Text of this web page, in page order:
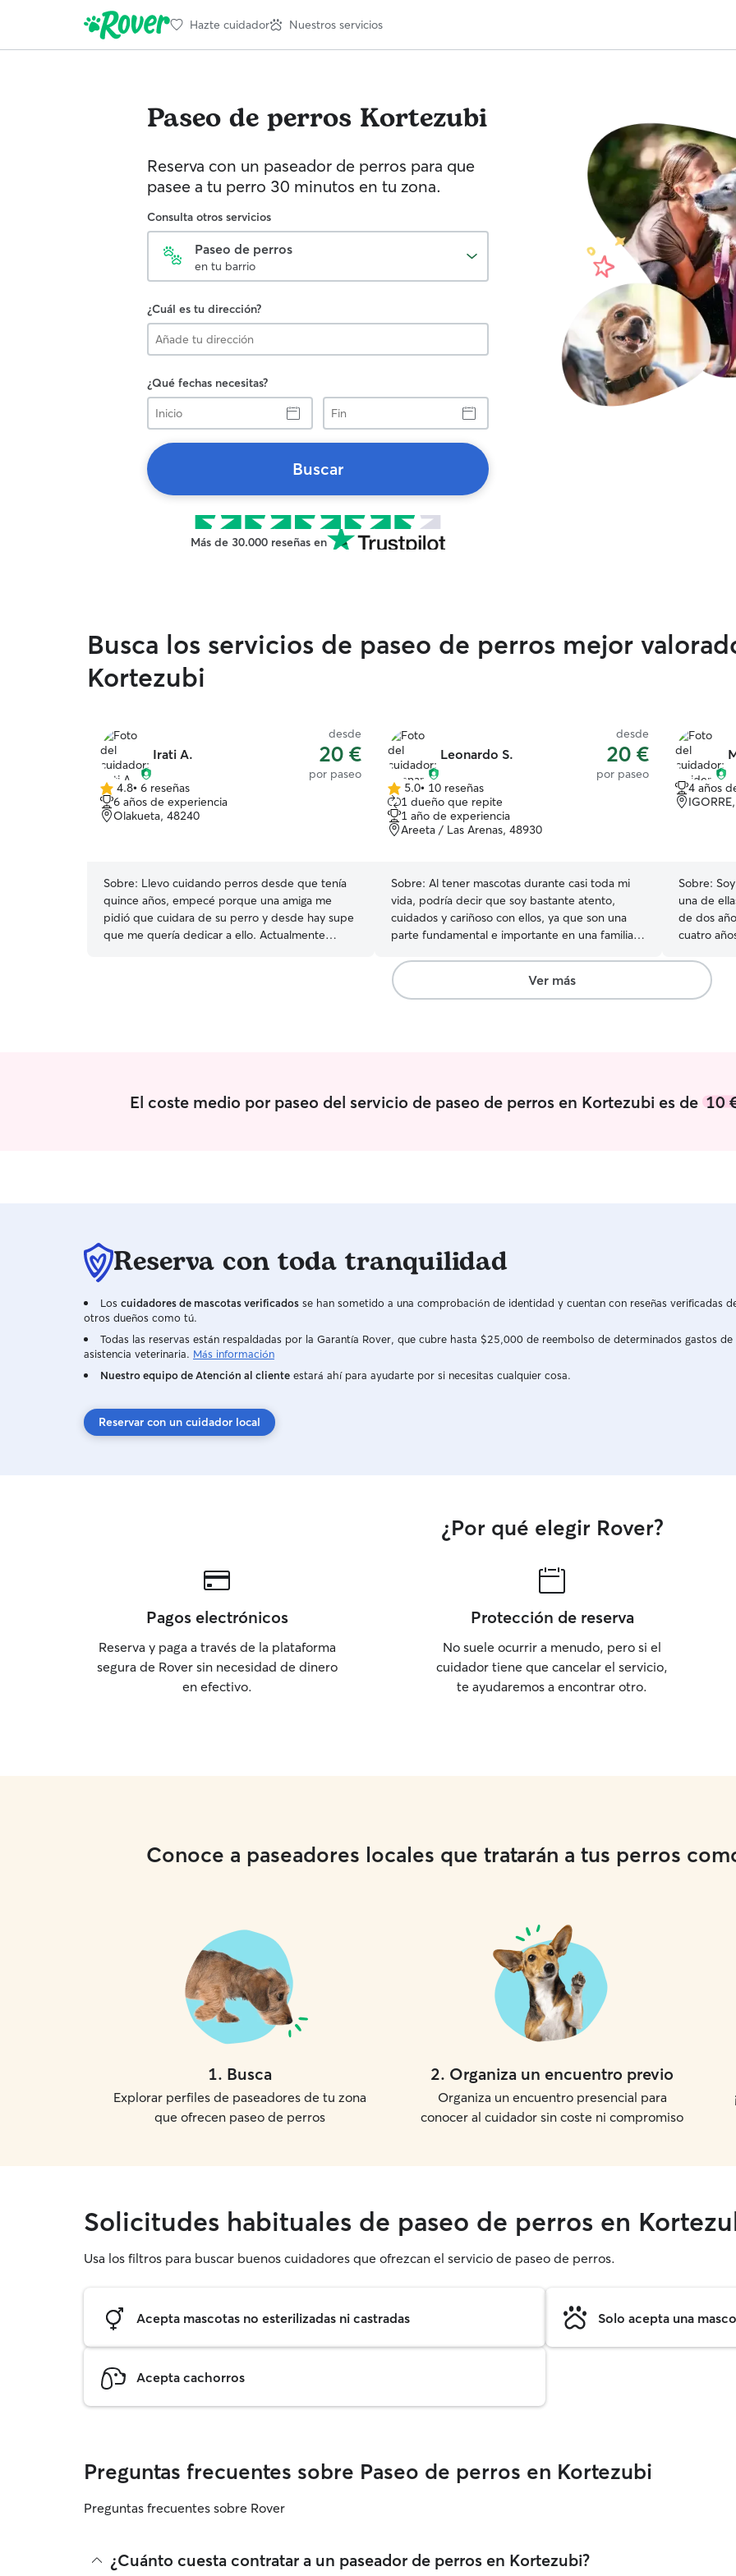
Hazte cuidador Nuestros servicios
Paseo de perros Kortezubi
Reserva con un paseador de perros para que
pasee a tu perro 30 minutos en tu zona.
Consulta otros servicios
Paseo de perros
en tu barrio
¿Cuál es tu dirección?
¿Qué fechas necesitas?
Inicio
Fin
Buscar
Más de 30.000 reseñas en
Busca los servicios de paseo de perros mejor
Kortezubi
Irati A.
desde
20 €
por paseo
4.8
de
5
4.8• 6 reseñas
6 años de experiencia
Olakueta, 48240
Sobre: Llevo cuidando perros desde que tenía
quince años, empecé porque una amiga me
pidió que cuidara de su perro y desde hay supe
que me quería dedicar a ello. Actualmente
Leonardo S.
desde
20 €
por paseo
5.0
de
5
estrellas
5.0• 10 reseñas
1 dueño que repite
1 año de experiencia
Areeta / Las Arenas, 48930
Sobre: Al tener mascotas durante casi toda mi
vida, podría decir que soy bastante atento,
cuidados y cariñoso con ellos, ya que son una
parte fundamental e importante en una familia.
acomodar mis horarios para el cuidado de las
mascotas para cualquier día de la semana. Según
las necesidades yo puedo acomodar mis
4 años
Sobre:
una de
de dos
cuatro años y medio.
canino y
nutrición,
adoptadas
cabras,
siempre
en todo
sea
Ver más
El coste medio por paseo del servicio de paseo de perros en Kortezubi es de 10
Reserva con toda tranquilidad
Los cuidadores de mascotas verificados se han sometido a una comprobación de identidad y cuentan con reseñas verificadas
otros dueños como tú.
Todas las reservas están respaldadas por la Garantía Rover, que cubre hasta $25,000 de reembolso de determinados gastos de
asistencia veterinaria. Más información
Nuestro equipo de Atención al cliente estará ahí para ayudarte por si necesitas cualquier cosa.
Reservar con un cuidador local
¿Por qué elegir Rover?
Pagos electrónicos
Reserva y paga a través de la plataforma
segura de Rover sin necesidad de dinero
en efectivo.
Protección de reserva
No suele ocurrir a menudo, pero si el
cuidador tiene que cancelar el servicio,
te ayudaremos a encontrar otro.
Conoce a paseadores locales que tratarán a tus perros
1. Busca
Explorar perfiles de paseadores de tu zona
que ofrecen paseo de perros
2. Organiza un encuentro previo
Organiza un encuentro presencial para
conocer al cuidador sin coste ni compromiso
Solicitudes habituales de paseo de perros en
Usa los filtros para buscar buenos cuidadores que ofrezcan el servicio de paseo de perros.
Acepta mascotas no esterilizadas ni castradas Solo acepta una
Acepta cachorros
Preguntas frecuentes sobre Paseo de perros en Kortezubi
Preguntas frecuentes sobre Rover
¿Cuánto cuesta contratar a un paseador de perros en Kortezubi?